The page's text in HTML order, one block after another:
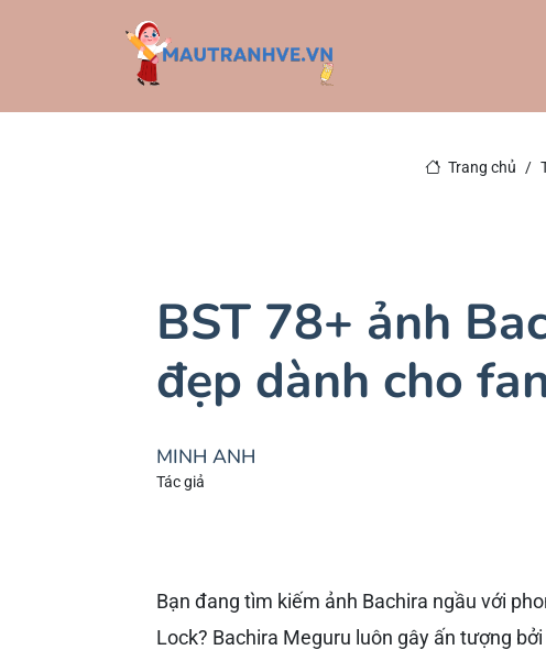
Trang chủ
BST 78+ ảnh
đẹp dành cho
MINH ANH
Tác giả
Bạn đang tìm kiếm ảnh Bachira ngầu với
Lock? Bachira Meguru luôn gây ấn tượng